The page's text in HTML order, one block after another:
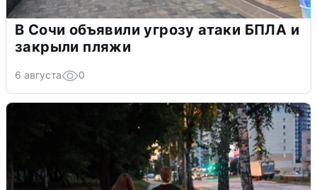
В Сочи объявили угрозу атаки БПЛА и
закрыли пляжи
6 августа 0